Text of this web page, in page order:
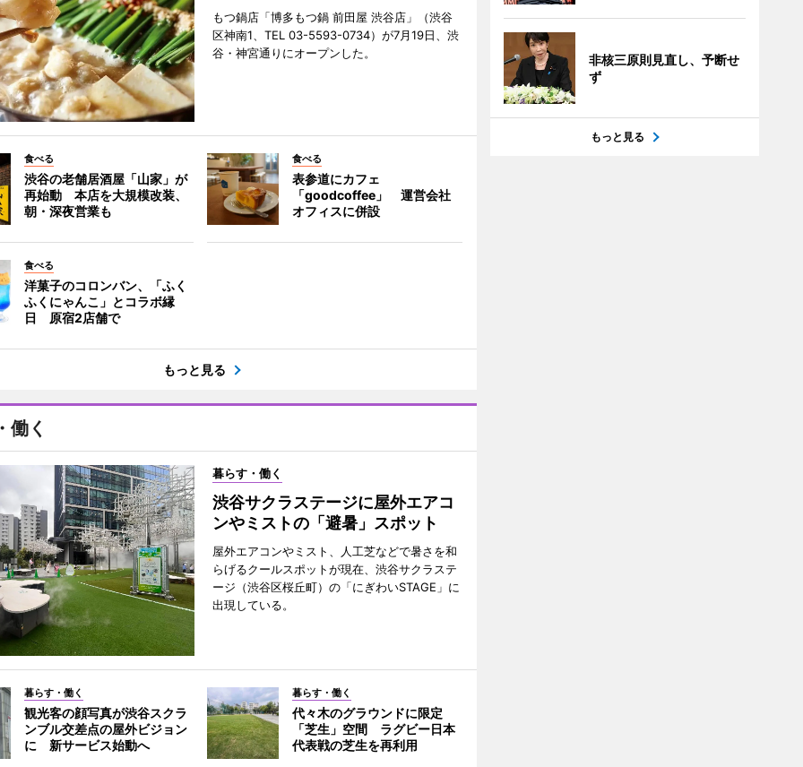
もつ鍋店「博多もつ鍋 前田屋 渋谷店」（渋谷
区神南1、TEL 03-5593-0734）が7月19日、渋
谷・神宮通りにオープンした。
食べる
渋谷の老舗居酒屋「山家」が
再始動 本店を大規模改装、
朝・深夜営業も
食べる
表参道にカフェ
「goodcoffee」 運営会社
オフィスに併設
食べる
洋菓子のコロンバン、「ふく
ふくにゃんこ」とコラボ縁
日 原宿2店舗で
もっと見る
働く
暮らす・働く
渋谷サクラステージに屋外エアコ
ンやミストの「避暑」スポット
屋外エアコンやミスト、人工芝などで暑さを和
らげるクールスポットが現在、渋谷サクラステ
ージ（渋谷区桜丘町）の「にぎわいSTAGE」に
出現している。
暮らす・働く
観光客の顔写真が渋谷スクラ
ンブル交差点の屋外ビジョン
に 新サービス始動へ
暮らす・働く
代々木のグラウンドに限定
「芝生」空間 ラグビー日本
代表戦の芝生を再利用
非核三原則見直し、予断せ
ず
もっと見る